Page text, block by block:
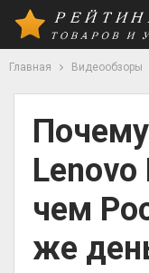
Главная Видеообзоры
чем
же